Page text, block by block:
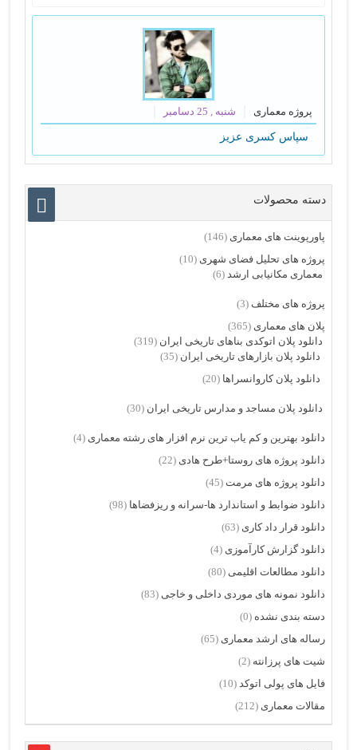
پروژه معماری شنبه , 25 دسامبر
سپاس کسری عزیز
دسته محصولات
پاورپوینت های معماری (146)
پروژه های تحلیل فضای شهری (10)
معماری مکانیابی ارشد (6)
پروژه های مختلف (3)
پلان های معماری (365)
دانلود پلان اتوکدی بناهای تاریخی ایران (319)
دانلود پلان بازارهای تاریخی ایران (35)
دانلود پلان کاروانسراها (20)
دانلود پلان مساجد و مدارس تاریخی ایران (30)
دانلود بهترین و کم یاب ترین نرم افزار های رشته معماری (4)
دانلود پروژه های روستا+طرح هادی (22)
دانلود پروژه های مرمت (45)
دانلود ضوابط و استاندارد ها-سرانه و ریزفضاها (98)
دانلود قرار داد کاری (63)
دانلود گزارش کارآموزی (4)
دانلود مطالعات اقلیمی (80)
دانلود نمونه های موردی داخلی و خاجی (83)
دسته بندی نشده (0)
رساله های ارشد معماری (65)
شیت های پرزانته (2)
فایل های پولی اتوکد (10)
مقالات معماری (212)